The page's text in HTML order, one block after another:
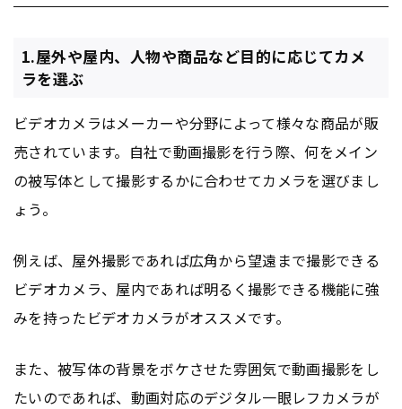
1.屋外や屋内、人物や商品など目的に応じてカメ
ラを選ぶ
ビデオカメラはメーカーや分野によって様々な商品が販
売されています。自社で動画撮影を行う際、何をメイン
の被写体として撮影するかに合わせてカメラを選びまし
ょう。
例えば、屋外撮影であれば広角から望遠まで撮影できる
ビデオカメラ、屋内であれば明るく撮影できる機能に強
みを持ったビデオカメラがオススメです。
また、被写体の背景をボケさせた雰囲気で動画撮影をし
たいのであれば、動画対応のデジタル一眼レフカメラが